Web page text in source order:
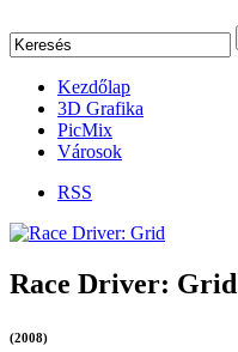
Kezdőlap
3D Grafika
PicMix
Városok
RSS
Race Driver: Grid
(2008)